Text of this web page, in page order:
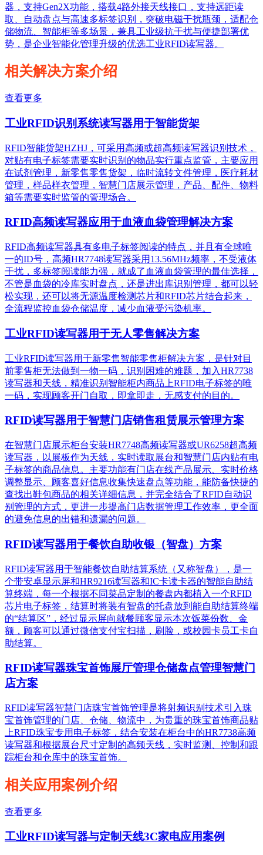
器，支持Gen2X功能，搭载4路外接天线接口，支持远距读
取、自动盘点与高速多标签识别，突破电磁干扰瓶颈，适配仓
储物流、智能柜等多场景，兼具工业级抗干扰与便捷部署优
势，是企业智能化管理升级的优选工业RFID读写器。
相关解决方案介绍
查看更多
工业RFID识别系统读写器用于智能货架
RFID智能货架HZHJ，可采用高频或超高频读写器识别技术，
对贴有电子标签需要实时识别的物品实行重点监管，主要应用
在试剂管理，新零售零售货架，临时流转文件管理，医疗耗材
管理，样品样衣管理，智慧门店展示管理，产品、配件、物料
箱等需要实时监管的管理场合。
RFID高频读写器应用于血液血袋管理解决方案
RFID高频读写器具有多电子标签阅读的特点，并且有全球唯
一的ID号，高频HR7748读写器采用13.56MHz频率，不受液体
干扰，多标签阅读能力强，就成了血液血袋管理的最佳选择，
不管是血袋的冷库实时盘点，还是进出库识别管理，都可以轻
松实现，还可以将无源温度检测芯片和RFID芯片结合起来，
全流程监控血袋仓储温度，减少血液受污染机率。
工业RFID读写器用于无人零售解决方案
工业RFID读写器用于新零售智能零售柜解决方案，是针对目
前零售柜无法做到一物一码，识别困难的难题，加入HR7738
读写器和天线，精准识别​智能柜内商品上RFID电子标签的唯
一码，实现顾客开门自取，即拿即走，无感支付的目的。
RFID读写器用于智慧门店销售租赁展示管理方案
在智慧门店展示柜台安装HR7748高频读写器或UR6258超高频
读写器，以展板作为天线，实时读取展台和智慧门店内贴有电
子标签的商品信息。主要功能有门店在线产品展示、实时价格
调整显示、顾客喜好信息收集快速盘点等功能，能防备快捷的
查找出鞋包商品的相关详细信息，并完全结合了RFID自动识
别管理的方式，更进一步提高门店数据管理工作效率，更全面
的避免信息的出错和遗漏的问题。
RFID读写器用于餐饮自助收银（智盘）方案
RFID读写器用于智能餐饮自助结算系统（又称智盘），是一
个带安卓显示屏和HR9216读写器和IC卡读卡器的智能自助结
算终端，每一个根据不同菜品定制的餐盘内都植入一个RFID
芯片电子标签，结算时将装有智盘的托盘放到能自助结算终端
的“结算区”，经过显示屏向就餐顾客显示本次饭菜份数、金
额，顾客可以通过微信支付宝扫描，刷脸，或校园卡员工卡自
助结算。
RFID读写器珠宝首饰展厅管理仓储盘点管理智慧门
店方案
RFID读写器智慧门店珠宝首饰管理是将射频识别技术引入珠
宝首饰管理的门店、仓储、物流中，为贵重的珠宝首饰商品贴
上RFID珠宝专用电子标签，结合安装在柜台中的HR7738高频
读写器和根据展台尺寸定制的高频天线，实时监测、控制和跟
踪柜台和仓库中的珠宝首饰。
相关应用案例介绍
查看更多
工业RFID读写器与定制天线3C家电应用案例